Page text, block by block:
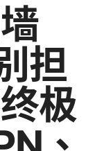
担
极